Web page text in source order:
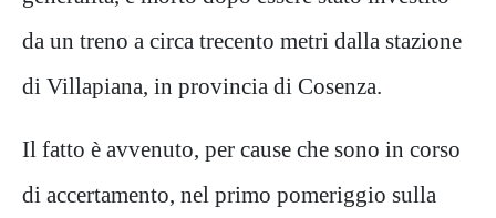
da un treno a circa trecento metri dalla stazione
di Villapiana, in provincia di Cosenza.
Il fatto è avvenuto, per cause che sono in corso
di accertamento, nel primo pomeriggio sulla